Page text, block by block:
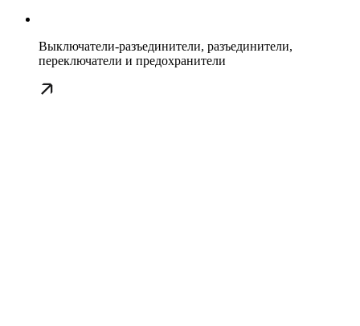
Выключатели-разъединители, разъединители,
переключатели и предохранители